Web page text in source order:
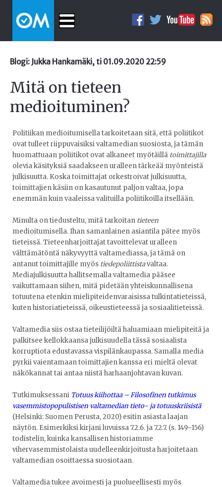
Blogi: Jukka Hankamäki, ti 01.09.2020 22:59
Mitä on tieteen
medioituminen?
Politiikan medioitumisella tarkoitetaan sitä, että poliitikot
ovat tulleet riippuvaisiksi valtamedian suosiosta, ja tämän
huomattuaan poliitikot ovat alkaneet myötäillä toimittajilla
olevia käsityksiä saadakseen uralleen tärkeää myönteistä
julkisuutta. Koska toimittajat orkestroivat julkisuutta,
toimittajien käsiin on kasautunut paljon valtaa, jopa
enemmän kuin vaaleissa valituilla poliitikoilla itsellään.
Minulta on tiedusteltu, mitä tarkoitan tieteen
medioitumisella. Ihan samanlainen asiantila pätee myös
tieteissä. Tieteenharjoittajat tavoittelevat uralleen
välttämätöntä näkyvyyttä valtamediassa, ja tämä on
antanut toimittajille myös tiedepoliittistavaltaa.
Mediajulkisuutta hallitsemalla valtamedia pääsee
vaikuttamaan siihen, mitä pidetään yhteiskunnallisena
totuutena etenkin mielipiteidenvaraisissa tulkintatieteissä,
kuten historiatieteissä, oikeustieteessä ja sosiaalitieteissä.
Valtamedia siis ostaa tieteilijöiltä haluamiaan mielipiteitä ja
palkitsee kellokkaansa julkisuudella tässä sosiaalista
korruptiota edustavassa vispilänkaupassa. Samalla media
pyrkii vaientamaan toimittajien kanssa eri mieltä olevat
näkökannat tai antaa niistä harhaanjohtavan kuvan.
Tutkimuksessani Totuus kiihottaa – Filosofinen tutkimus
vasemmistopopulistisen valtamedian tieto- ja totuuskriisistä
(Helsinki: Suomen Perusta, 2020) esitin asiasta laajan
näytön. Esimerkiksi kirjani luvuissa 7.2.6. ja 7.2.7. (s. 149–156)
todistelin, kuinka kansallisen historiamme
vihervasemmistolaista uudelleenkirjoitusta harjoitetaan
valtamedian osoittaessa suosiotaan.
Valtamedia tukee avoimesti ja puolueellisesti myös